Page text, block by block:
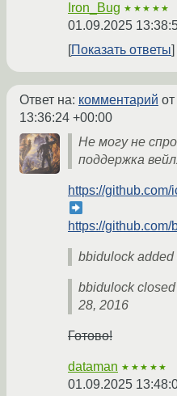
Iron_Bug ★★★★★
01.09.2025
Показать ответы
Ответ на: комментарий
13:36:24 +00:00
Не могу не
поддержка
https://
https://
bbidulock
bbidulock
28, 2016
Готово!
dataman ★★★★★
01.09.2025